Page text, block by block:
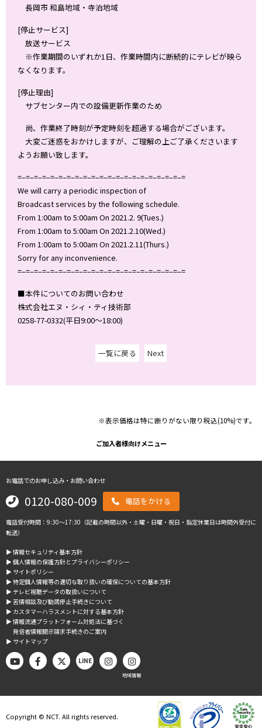
長岡市 和島地域・寺泊地域
[停止サービス]
放送サービス
※作業期間のいずれか1日、作業時間内に断続的にテレビが映ら
なくなります。
[停止理由]
サブセンター内での設備更新作業のため
尚、作業終了時刻が予定時刻を超過する場合がございます。
大変ご迷惑をおかけしますが、ご理解の上ご了承くださいます
ようお願い致します。
=–=–=–=–=–=–=–=–=–=–=–=–=–=–=–=–=–=–=–=–=
We will carry a periodic inspection of
Broadcast services by the following schedule.
From 1:00am to 5:00am On 2021.2. 9(Tues.)
From 1:00am to 5:00am On 2021.2.10(Wed.)
From 1:00am to 5:00am On 2021.2.11(Thurs.)
Sorry for any inconvenience.
=–=–=–=–=–=–=–=–=–=–=–=–=–=–=–=–=–=–=–=–=
■本件についてのお問い合わせ
株式会社エヌ・シィ・ティ技術部
0258-77-0332(平日9:00～18:00)
一覧に戻る Next
※表示価格は特に断りがない限り税込(10%)です。
ご加入者様向けメニュー
お電話でのお申し込み・お問い合わせ
0120-080-009 電話をかける
電話受付時間：9:30～17:30（記載の時間以外・土曜・日曜・祝日・指定休業日は時間外受付に
転送）
▶︎ 情報セキュリティ基本方針
▶︎ 個人情報の保護方針とプライバシーポリシー
▶︎ サイトポリシー
▶︎ 特定個人情報等の適切な取り扱いの確保についての基本方針
▶︎ テレビ視聴データの取扱いについて
▶︎ 苦情相談及び勧誘停止手続きについて
▶︎ カスタマーハラスメントに対する基本方針
▶︎ 情報流通プラットフォーム対処法に基づく
発信者情報開示請求手続きのご案内
▶︎ サイトマップ
LINE
地域情報
Copyright © NCT. All rights reserved.